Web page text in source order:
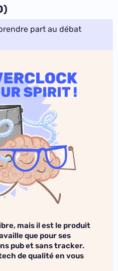
part au débat
mais il est le produit
que pour ses
pub et sans tracker.
de qualité en vous